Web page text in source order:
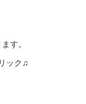
す。
ック♫